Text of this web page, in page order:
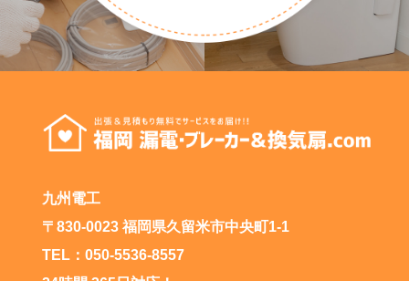
九州電工
〒830-0023 福岡県久留米市中央町1-1
TEL：050-5536-8557